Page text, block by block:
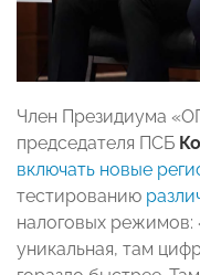
Член Президиума
председателя ПСБ
включать новые
тестированию
налоговых режимов:
уникальная, там